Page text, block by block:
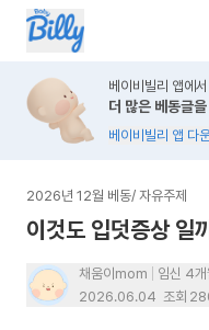
베이비빌리 앱에서
더 많은 베동글
베이비빌리 앱 다
2026년 12월 베동/ 자유주제
이것도 입덧증상 일
채움이mom
임신 4개
2026.06.04 조회